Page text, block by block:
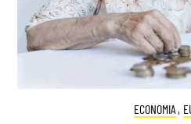
ECONOMIA ,